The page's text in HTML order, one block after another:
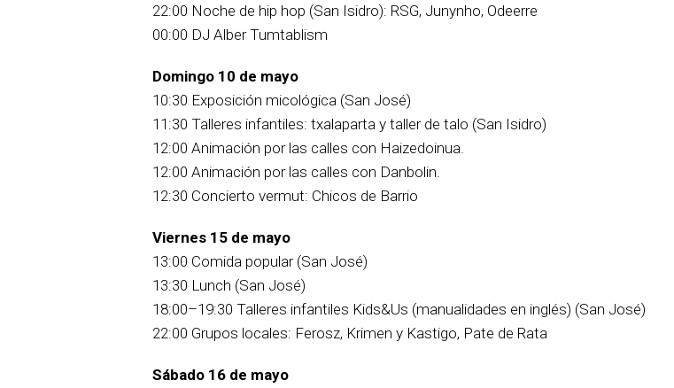
22:00 Noche de hip hop (San Isidro): RSG, Junynho, Odeerre
00:00 DJ Alber Tumtablism
Domingo 10 de mayo
10:30 Exposición micológica (San José)
11:30 Talleres infantiles: txalaparta y taller de talo (San Isidro)
12:00 Animación por las calles con Haizedoinua.
12:00 Animación por las calles con Danbolin.
12:30 Concierto vermut: Chicos de Barrio
Viernes 15 de mayo
13:00 Comida popular (San José)
13:30 Lunch (San José)
18:00–19:30 Talleres infantiles Kids&Us (manualidades en inglés) (San José)
22:00 Grupos locales: Ferosz, Krimen y Kastigo, Pate de Rata
Sábado 16 de mayo